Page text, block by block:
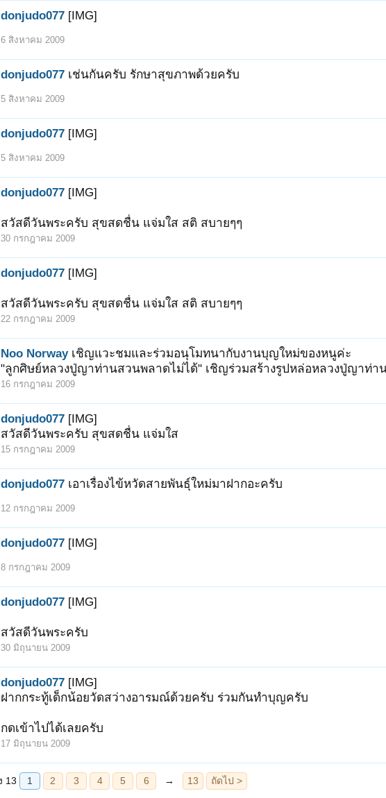
donjudo077 [IMG]
6 สิงหาคม 2009
donjudo077 เช่นกันครับ รักษาสุขภาพด้วยครับ
5 สิงหาคม 2009
donjudo077 [IMG]
5 สิงหาคม 2009
donjudo077 [IMG]
สวัสดีวันพระครับ สุขสดชื่น แจ่มใส สติ สบายๆๆ
30 กรกฎาคม 2009
donjudo077 [IMG]
สวัสดีวันพระครับ สุขสดชื่น แจ่มใส สติ สบายๆๆ
22 กรกฎาคม 2009
Noo Norway เชิญแวะชมและร่วมอนุโมทนากับงานบุญใหม่ของหนูค่ะ
"ลูกศิษย์หลวงปู่ญาท่านสวนพลาดไม่ได้" เชิญร่วมสร้างรูปหล่อหลวงปู่ญาท่า
16 กรกฎาคม 2009
donjudo077 [IMG]
สวัสดีวันพระครับ สุขสดชื่น แจ่มใส
15 กรกฎาคม 2009
donjudo077 เอาเรื่องไข้หวัดสายพันธุ์ใหม่มาฝากอะครับ
12 กรกฎาคม 2009
donjudo077 [IMG]
8 กรกฎาคม 2009
donjudo077 [IMG]
สวัสดีวันพระครับ
30 มิถุนายน 2009
donjudo077 [IMG]
ฝากกระทู้เด็กน้อยวัดสว่างอารมณ์ด้วยครับ ร่วมกันทำบุญครับ
กดเข้าไปได้เลยครับ
17 มิถุนายน 2009